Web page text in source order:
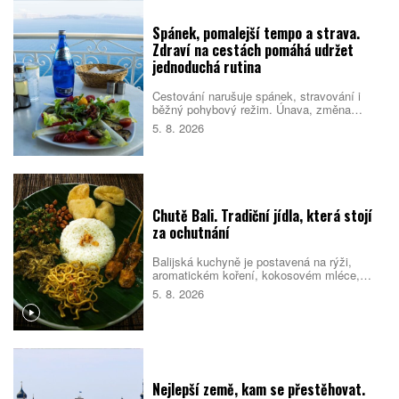
Spánek, pomalejší tempo a strava.
Zdraví na cestách pomáhá udržet
jednoduchá rutina
Cestování narušuje spánek, stravování i
běžný pohybový režim. Únava, změna
prostředí a nabitý program pak mohou zvýšit
riziko, že se člověk nebude cítit dobře.
5. 8. 2026
Chutě Bali. Tradiční jídla, která stojí
za ochutnání
Balijská kuchyně je postavená na rýži,
aromatickém koření, kokosovém mléce,
chilli a pomalé přípravě masa. Na jídelních
lístcích se střídají pečené vepřové,
5. 8. 2026
Nejlepší země, kam se přestěhovat.